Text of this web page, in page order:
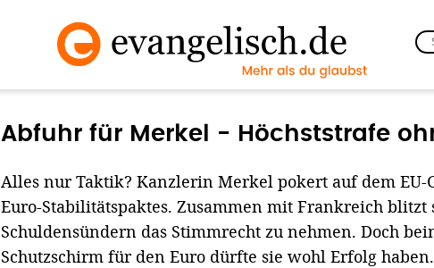
Abfuhr für Merkel - Höchststrafe
Alles nur Taktik? Kanzlerin Merkel pokert auf dem EU-
Euro-Stabilitätspaktes. Zusammen mit Frankreich blitzt
Schuldensündern das Stimmrecht zu nehmen. Doch
Schutzschirm für den Euro dürfte sie wohl Erfolg haben.